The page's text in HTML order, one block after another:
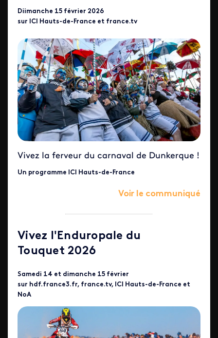
Diimanche 15 février 2026
sur ICI Hauts-de-France et france.tv
Vivez la ferveur du carnaval de Dunkerque !
Un programme ICI Hauts-de-France
Voir le communiqué
Vivez l'Enduropale du
Touquet 2026
Samedi 14 et dimanche 15 février
sur hdf.france3.fr, france.tv, ICI Hauts-de-France et
NoA